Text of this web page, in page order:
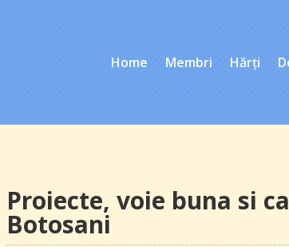
Home Membri Hărți
Proiecte, voie buna si
Botosani